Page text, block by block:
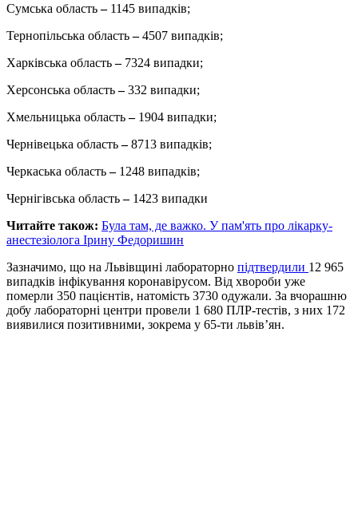
Сумська область–1145 випадків;
Тернопільська область–4507 випадків;
Харківська область–7324 випадки;
Херсонська область–332 випадки;
Хмельницька область–1904 випадки;
Чернівецька область–8713 випадків;
Черкаська область–1248 випадків;
Чернігівська область–1423 випадки
Читайте також: Була там, де важко. У пам'ять про лікарку-
анестезіолога Ірину Федоришин
Зазначимо, що на Львівщині лабораторно підтвердили 12 965
випадків інфікування коронавірусом. Від хвороби уже
померли 350 пацієнтів, натомість 3730 одужали. За вчорашню
добу лабораторні центри провели 1 680 ПЛР-тестів, з них 172
виявилися позитивними, зокрема у 65-ти львів’ян.